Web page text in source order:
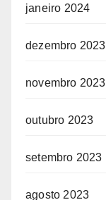
janeiro 2024
dezembro 2023
novembro 2023
outubro 2023
setembro 2023
agosto 2023